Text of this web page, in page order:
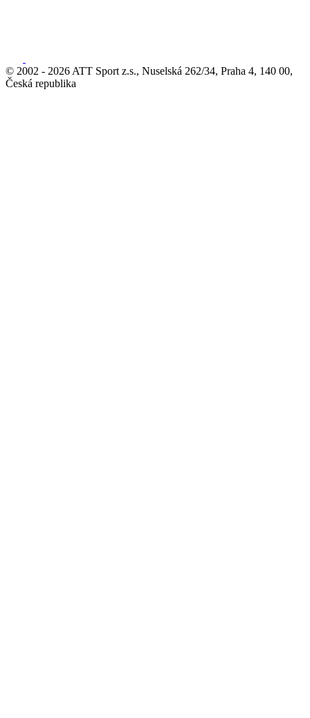
© 2002 - 2026 ATT Sport z.s., Nuselská 262/34, Praha 4, 140 00,
Česká republika